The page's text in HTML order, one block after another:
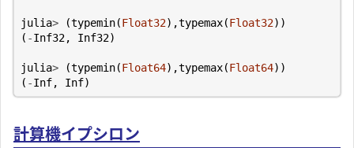
julia> (typemin(Float32),typemax(Float32))
( -Inf32, Inf32)
julia> (typemin(Float64),typemax(Float64))
( -Inf, Inf)
計算機イプシロン